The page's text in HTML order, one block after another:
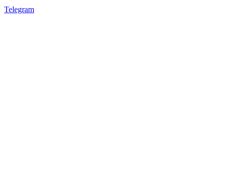
Telegram